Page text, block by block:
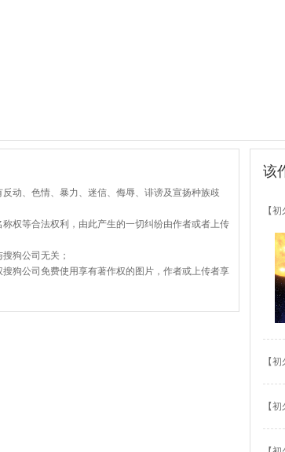
动、色情、暴力、迷信、侮辱、诽谤及宣扬种族歧
权等合法权利，由此产生的一切纠纷由作者或者上传
狗公司无关；
狗公司免费使用享有著作权的图片，作者或上传者享
该
【
【
【